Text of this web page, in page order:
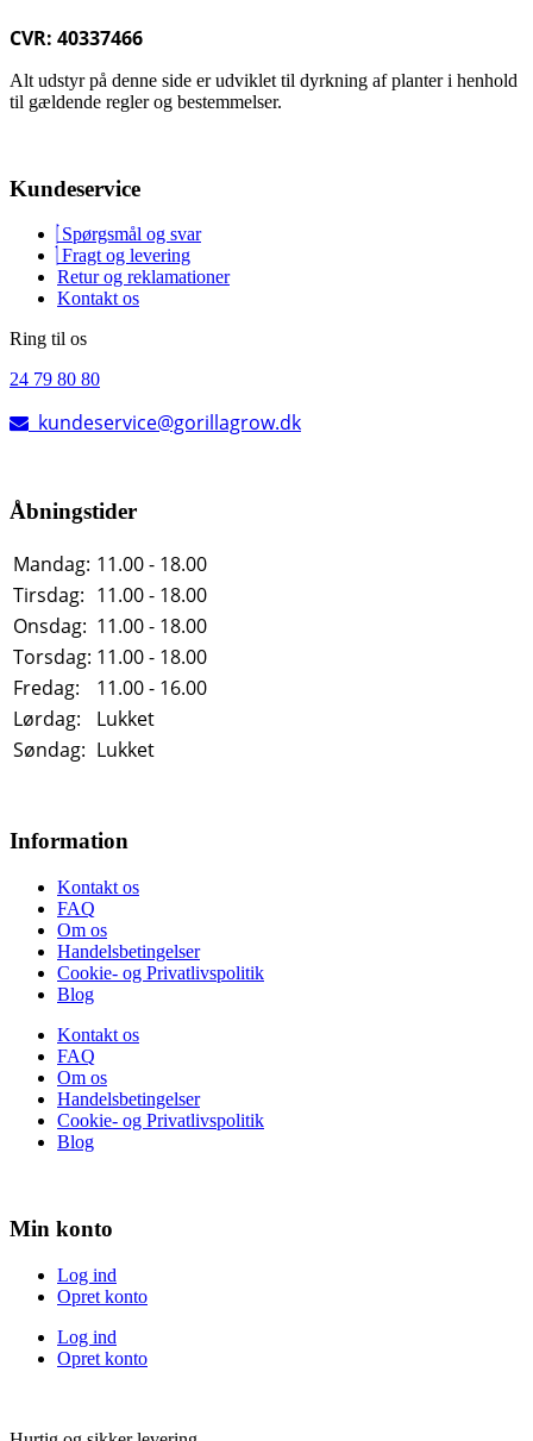
CVR: 40337466
Alt udstyr på denne side er udviklet til dyrkning af planter i henhold
til gældende regler og bestemmelser.
Kundeservice
Spørgsmål og svar
Fragt og levering
Retur og reklamationer
Kontakt os
Ring til os
24 79 80 80
kundeservice@gorillagrow.dk
Åbningstider
Mandag: 11.00 - 18.00
Tirsdag: 11.00 - 18.00
Onsdag: 11.00 - 18.00
Torsdag: 11.00 - 18.00
Fredag:
11.00 - 16.00
Lørdag:
Lukket
Søndag: Lukket
Information
Kontakt os
FAQ
Om os
Handelsbetingelser
Cookie- og Privatlivspolitik
Blog
Kontakt os
FAQ
Om os
Handelsbetingelser
Cookie- og Privatlivspolitik
Blog
Min konto
Log ind
Opret konto
Log ind
Opret konto